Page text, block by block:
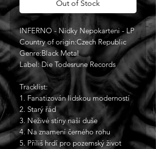
Out of Stock
INFERNO - Nidky Nepokarteni - LP
Country of origin:Czech Republic
Genre:Black Metal
Label: Die Todesrune Records
Tracklist:
1. Fanatizován lidskou moderností
2. Starý řád
3. Neživé stíny naší duše
4. Na znamení černého rohu
5. Příliš hrdí pro pozemský život